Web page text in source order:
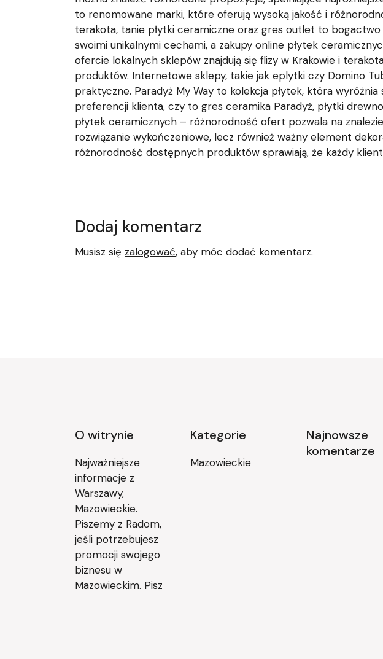
to renomowane marki, które oferują wysoką jakość i
terakota, tanie płytki ceramiczne oraz gres outlet to
swoimi unikalnymi cechami, a zakupy online płytek
ofercie lokalnych sklepów znajdują się flizy w Krakowie i
produktów. Internetowe sklepy, takie jak eplytki czy Domino
praktyczne. Paradyż My Way to kolekcja płytek, która
preferencji klienta, czy to gres ceramika Paradyż, płytki
płytek ceramicznych – różnorodność ofert pozwala na
rozwiązanie wykończeniowe, lecz również ważny element
różnorodność dostępnych produktów sprawiają, że każdy
Dodaj komentarz
Musisz się zalogować, aby móc dodać komentarz.
O witrynie
Najważniejsze
informacje z
Warszawy,
Mazowieckie.
Piszemy z Radom,
jeśli potrzebujesz
promocji swojego
biznesu w
Mazowieckim. Pisz
Kategorie
Mazowieckie
Najnowsze
komentarze